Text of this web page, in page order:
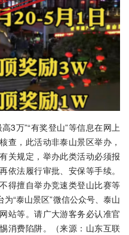
3万”“有奖登山”等信息在网上
查，此活动非泰山景区举办，
关规定，举办此类活动必须报
依法履行审批、安保等手续。
得擅自举办竞速类登山比赛等
“泰山景区”微信公众号、泰山
站等。请广大游客务必认准官
消费陷阱。（来源：山东互联